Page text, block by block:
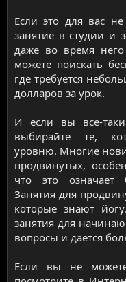
Если это для вас
занятие в студии и
даже во время
можете поискать
где требуется
долларов за урок.
И если вы все-
выбирайте те,
уровню. Многие
продвинутых,
что это означает
Занятия для
которые знают
занятия для
вопросы и дается
Если вы не